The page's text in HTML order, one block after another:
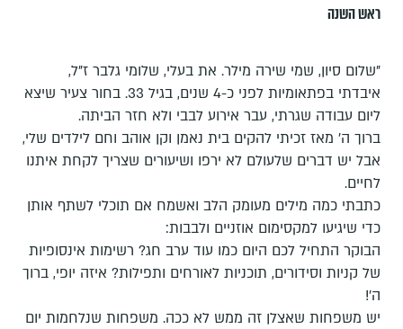
ראש השנה
"שלום סיון, שמי שירה מילר. את בעלי, שלומי גלבר ז"ל,
איבדתי בפתאומיות לפני כ-4 שנים, בגיל 33. בחור צעיר שיצא
ליום עבודה שגרתי, עבר אירוע לבבי ולא חזר הביתה.
ברוך ה' מאז זכיתי להקים בית נאמן וקן אוהב וחם לילדים שלי,
אבל יש דברים שלעולם לא ירפו ושיעורים שצריך לקחת איתנו
לחיים.
כתבתי כמה מילים מעומק הלב ואשמח אם תוכלי לשתף אותן
כדי שיגיעו למקסימום אוזניים ולבבות:
הבוקר התחיל לכם היום כמו עוד ערב חג? רשימות אינסופיות
של קניות וסידורים, תוכניות לאורחים ותפילות? איזה יופי, ברוך
ה'!
יש משפחות שאצלן זה ממש לא ככה. משפחות שנלחמות יום